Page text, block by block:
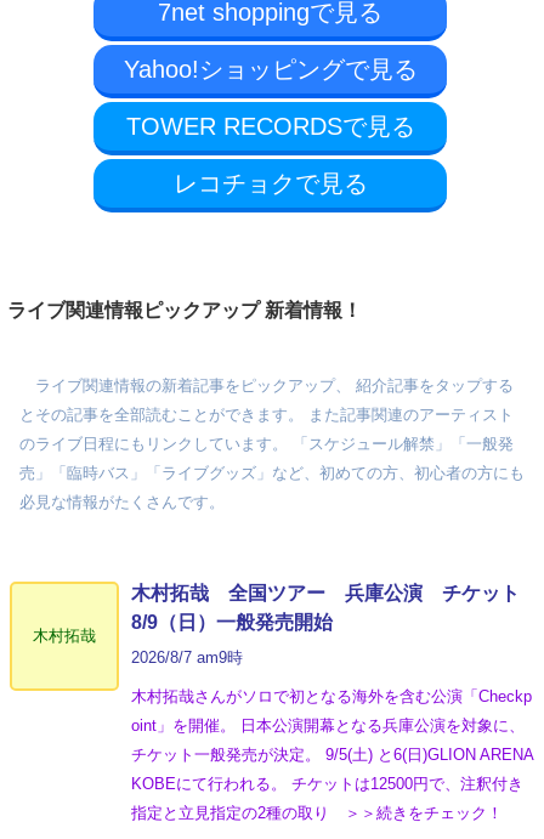
7net shoppingで見る
Yahoo!ショッピングで見る
TOWER RECORDSで見る
レコチョクで見る
ライブ関連情報ピックアップ 新着情報！
ライブ関連情報の新着記事をピックアップ、 紹介記事をタップする
とその記事を全部読むことができます。 また記事関連のアーティスト
のライブ日程にもリンクしています。 「スケジュール解禁」「一般発
売」「臨時バス」「ライブグッズ」など、初めての方、初心者の方にも
必見な情報がたくさんです。
木村拓哉
木村拓哉 全国ツアー 兵庫公演 チケット
8/9（日）一般発売開始
2026/8/7 am9時
木村拓哉さんがソロで初となる海外を含む公演「Checkp
oint」を開催。 日本公演開幕となる兵庫公演を対象に、
チケット一般発売が決定。 9/5(土) と6(日)GLION ARENA
KOBEにて行われる。 チケットは12500円で、注釈付き
指定と立見指定の2種の取り ＞＞続きをチェック！